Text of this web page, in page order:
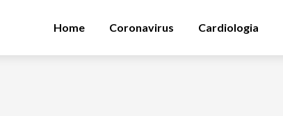
Home Coronavirus Cardiologia